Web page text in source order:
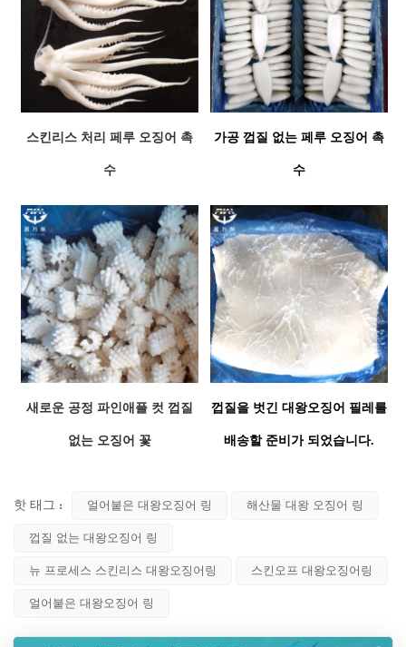
스킨리스 처리 페루 오징어 촉
수
가공 껍질 없는 페루 오징어 촉
수
새로운 공정 파인애플 컷 껍질
없는 오징어 꽃
껍질을 벗긴 대왕오징어 필레를
배송할 준비가 되었습니다.
핫 태그 : 얼어붙은 대왕오징어 링 해산물 대왕 오징어 링
껍질 없는 대왕오징어 링
뉴 프로세스 스킨리스 대왕오징어링 스킨오프 대왕오징어링
얼어붙은 대왕오징어 링